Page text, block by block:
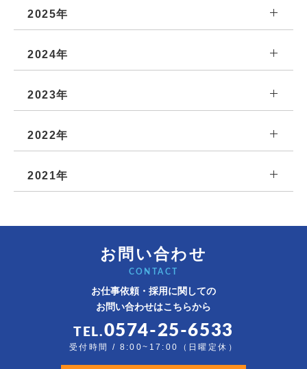
2025年
2024年
2023年
2022年
2021年
お問い合わせ
CONTACT
お仕事依頼・採用に関しての
お問い合わせはこちらから
TEL.0574-25-6533
受付時間 / 8:00~17:00（日曜定休）